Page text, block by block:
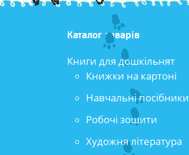
Каталог товарів
Книги для дошкільнят
Книжки на картоні
Навчальні посібники
Робочі зошити
Художня література